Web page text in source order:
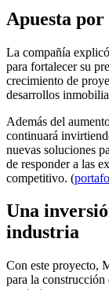
Apuesta
La compañía
para fortalecer su
crecimiento de
desarrollos
Además del
continuará
nuevas soluciones
de responder a las
competitivo. (
Una
industria
Con este proyecto,
para la